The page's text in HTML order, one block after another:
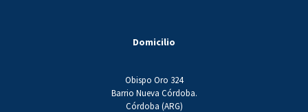
Domicilio
Obispo Oro 324
Barrio Nueva Córdoba.
Córdoba (ARG)